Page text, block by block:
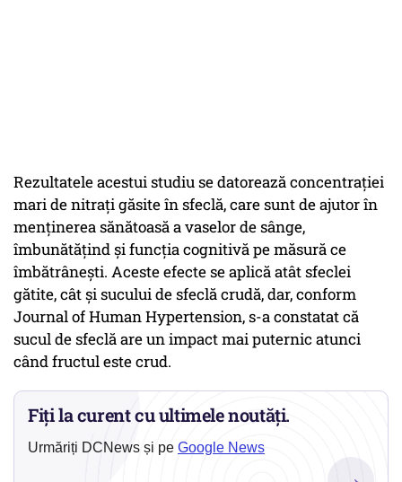
Rezultatele acestui studiu se datorează concentrației
mari de nitrați găsite în sfeclă, care sunt de ajutor în
menținerea sănătoasă a vaselor de sânge,
îmbunătățind și funcția cognitivă pe măsură ce
îmbătrânești. Aceste efecte se aplică atât sfeclei
gătite, cât și sucului de sfeclă crudă, dar, conform
Journal of Human Hypertension, s-a constatat că
sucul de sfeclă are un impact mai puternic atunci
când fructul este crud.
Fiți la curent cu ultimele noutăți.
Urmăriți DCNews și pe Google News